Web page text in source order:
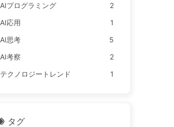
AIプログラミング
2
AI応用
1
AI思考
5
AI考察
2
テクノロジートレンド
1
タグ